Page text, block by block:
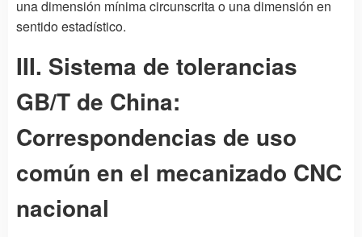
una dimensión mínima circunscrita o una dimensión en
sentido estadístico.
III. Sistema de tolerancias
GB/T de China:
Correspondencias de uso
común en el mecanizado CNC
nacional